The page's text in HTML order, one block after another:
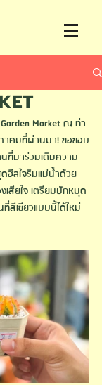
Garden Market ณ ท่า
าคมที่ผ่านมา! ขอขอบ
มาร่วมเติมความ
ฮีลใจริมแม่น้ำด้วย
สียใจ เตรียมปักหมุด
สีเขียวแบบนี้ได้ใหม่